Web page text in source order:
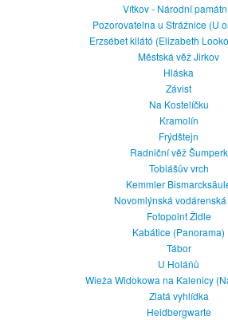
Vítkov - Národní
Pozorovatelna u Strážnice (U
Erzsébet kilátó (Elizabeth
Městská věž Jirkov
Hláska
Závist
Na Kostelíčku
Kramolín
Frýdštejn
Radniční věž Šumperk
Tobiášův vrch
Kemmler
Novomlýnská
Fotopoint Židle
Kabátice (Panorama)
Tábor
U Holáňů
Wieża Widokowa na Kalenicy
Zlatá vyhlídka
Heidbergwarte